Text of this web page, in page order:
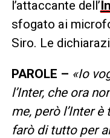
l’attaccante dell’
sfogato ai
Siro. Le
PAROLE – «Io
l’Inter, che ora
me, però l’Inter
farò di tutto per